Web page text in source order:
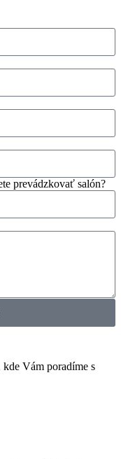
prevádzkovať salón?
kde Vám poradíme s